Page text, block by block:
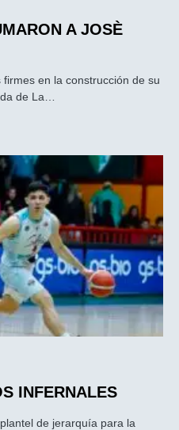
A JOSÈ
en la construcción de su
de La…
INFERNALES
de jerarquía para la